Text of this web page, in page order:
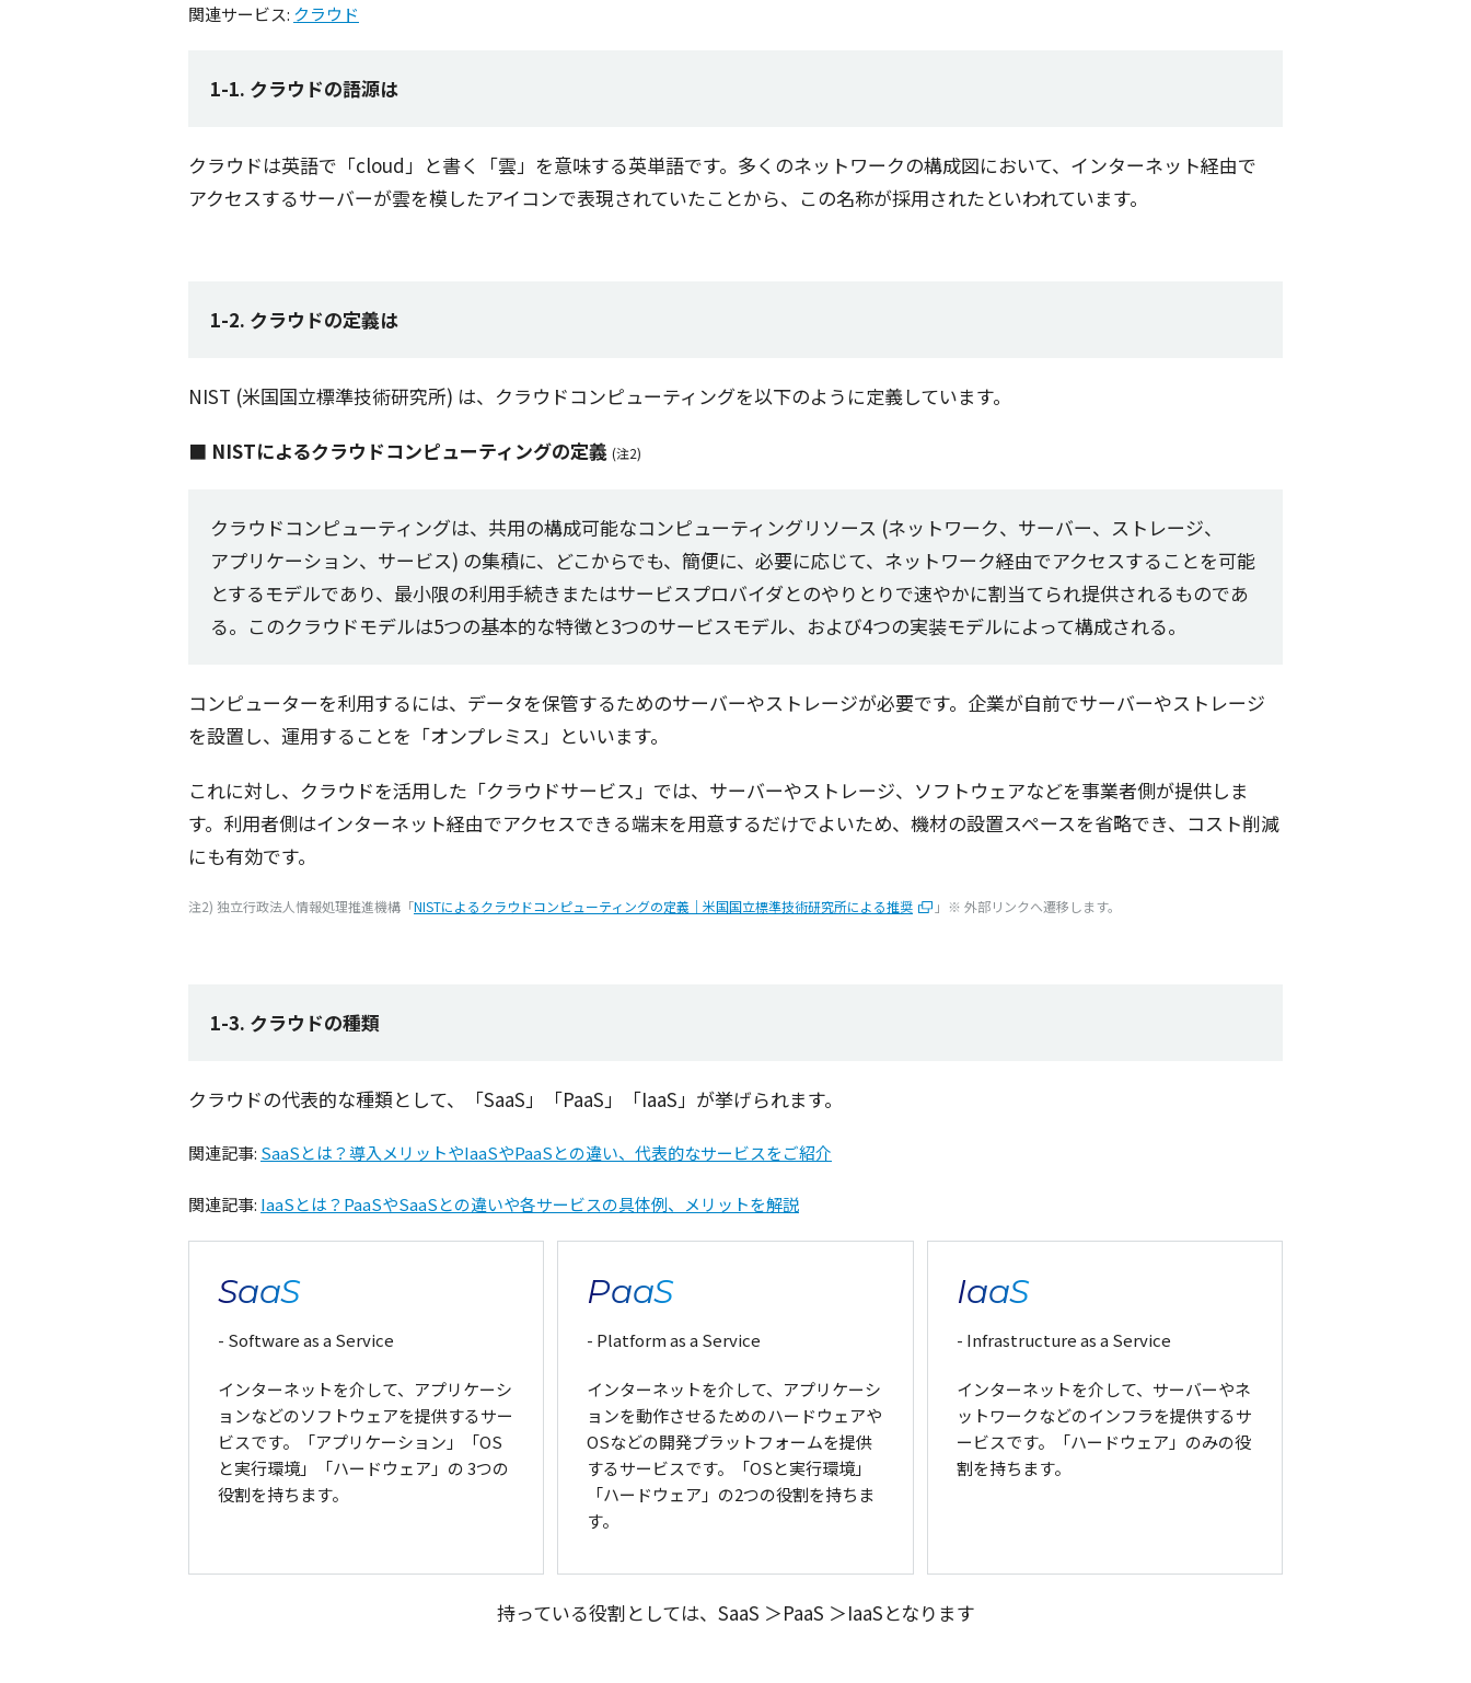
関連サービス: クラウド
1-1. クラウドの語源は
クラウドは英語で「cloud」と書く「雲」を意味する英単語です。多くのネットワークの構成図において、 インターネット経由で
アクセスするサーバーが雲を模したアイコンで表現されていたことから、この名称が採用されたといわれています。
1-2. クラウドの定義は
NIST (米国国立標準技術研究所) は、 クラウドコンピューティングを以下のように定義しています。
■ NISTによるクラウドコンピューティングの定義 (注2)
クラウドコンピューティングは、 共用の構成可能なコンピューティングリソース (ネットワーク、 サーバー、 ストレージ、
アプリケーション、 サービス) の集積に、どこからでも、 簡便に、 必要に応じて、 ネットワーク経由でアクセスすることを可能
とするモデルであり、 最小限の利用手続きまたはサービスプロバイダとのやりとりで速やかに割当てられ提供されるものであ
る。このクラウドモデルは5つの基本的な特徴と3つのサービスモデル、および4つの実装モデルによって構成される。
コンピューターを利用するには、 データを保管するためのサーバーやストレージが必要です。 企業が自前でサーバーやストレージ
を設置 し、 運用することを「オンプレミス」といいます。
これに対し、 クラウドを活用 した「クラウドサービス」では、 サーバーやストレージ、 ソフトウェアなどを事業者側が提供しま
す。 利用者側はインターネット経由でアクセスできる端末を用意するだけでよいため、 機材の設置スペースを省略でき、 コスト削減
にも有効です。
注2) 独立行政法人情報処理推進機構「NISTによるクラウドコンピューティングの定義｜米国国立標準技術研究所による推奨 」※ 外部リンクへ遷移します。
1-3. クラウドの種類
クラウドの代表的な種類として、「SaaS」「PaaS」「IaaS」が挙げられます。
関連記事: SaaSとは？導入メリットやIaaSやPaaSとの違い、代表的なサービスをご紹介
関連記事: IaaSとは？PaaSやSaaSとの違いや各サービスの具体例、メリットを解説
SaaS
- Software as a Service
インターネットを介して、アプリケーシ
ョンなどのソフトウェアを提供するサー
ビスです。「アプリケーション」「OS
と実行環境」「ハードウェア」の 3つの
役割を持ちます。
PaaS
- Platform as a Service
インターネットを介して、アプリケーシ
ョンを動作させるためのハードウェアや
OSなどの開発プラットフォームを提供
するサービスです。「OSと実行環境」
「ハードウェア」の2つの役割を持ちま
す。
IaaS
- Infrastructure as a Service
インターネットを介して、サーバーやネ
ットワークなどのインフラを提供するサ
ービスです。「ハードウェア」のみの役
割を持ちます。
持っている役割としては、SaaS ＞PaaS ＞IaaSとなります